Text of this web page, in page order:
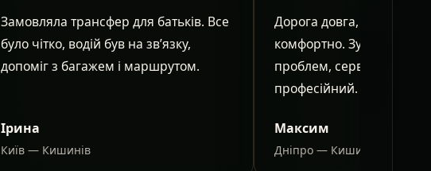
Замовляла трансфер для батьків. Все
було чітко, водій був на зв’язку,
допоміг з багажем і маршрутом.
Ірина
Київ — Кишинів
Дорога довга, але в
комфортно. Зупинки
проблем, сервіс
професійний.
Максим
Дніпро — Кишинів